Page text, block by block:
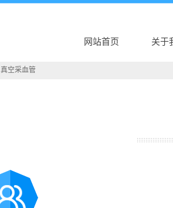
网站首页 关于
真空采血管